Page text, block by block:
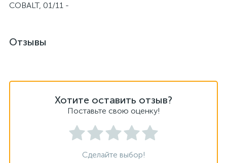
COBALT, 01/11 -
Отзывы
Хотите оставить отзыв?
Поставьте свою оценку!
Сделайте выбор!